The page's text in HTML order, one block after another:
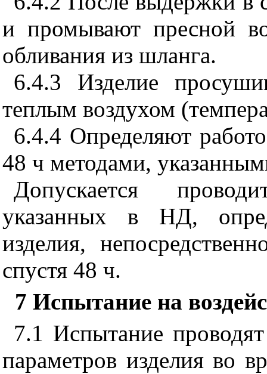
и промывают пресной
обливания из шланга.
6.4.3 Изделие
теплым воздухом
6.4.4 Определяют
48 ч методами,
Допускается
указанных в НД,
изделия,
спустя 48 ч.
7 Испытание на
7.1 Испытание
параметров изделия во